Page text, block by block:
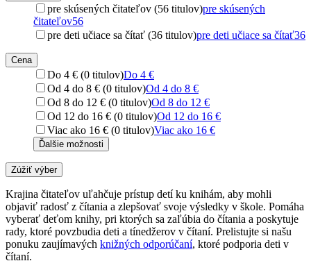
pre skúsených čitateľov (56 titulov)pre skúsených
čitateľov56
pre deti učiace sa čítať (36 titulov)pre deti učiace sa čítať36
Cena
Do 4 € (0 titulov)Do 4 €
Od 4 do 8 € (0 titulov)Od 4 do 8 €
Od 8 do 12 € (0 titulov)Od 8 do 12 €
Od 12 do 16 € (0 titulov)Od 12 do 16 €
Viac ako 16 € (0 titulov)Viac ako 16 €
Ďalšie možnosti
Zúžiť výber
Krajina čitateľov uľahčuje prístup detí ku knihám, aby mohli
objaviť radosť z čítania a zlepšovať svoje výsledky v škole. Pomáha
vyberať deťom knihy, pri ktorých sa zaľúbia do čítania a poskytuje
rady, ktoré povzbudia deti a tínedžerov v čítaní. Prelistujte si našu
ponuku zaujímavých knižných odporúčaní, ktoré podporia deti v
čítaní.